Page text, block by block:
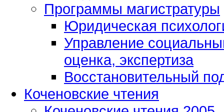
Программы магистратуры
Юридическая
Управление
оценка, экспертиза
Восстановительный
Коченовские чтения